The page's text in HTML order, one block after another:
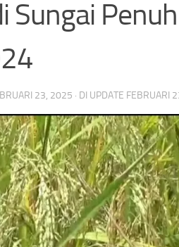
Sungai
23, 2025 · DI UPDATE FEBRUARI
Kemarau Kian
Baku Air Bersih di Sungai
40 Persen